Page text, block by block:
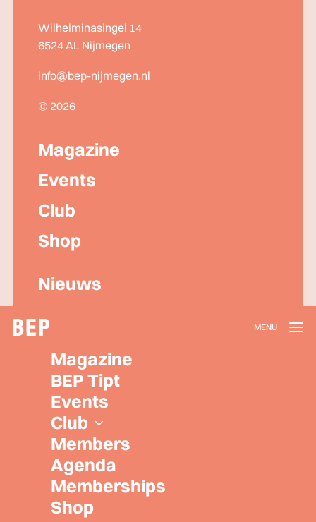
Magazine
BEP Tipt
Events
Club
Members
Agenda
Memberships
Shop
Wilhelminasingel 14
6524 AL Nijmegen
info@bep-nijmegen.nl
© 2026
Magazine
Events
Club
Shop
Nieuws
Lidmaatschap
Herroepen
Privacy policy
Algemene voorwaarden